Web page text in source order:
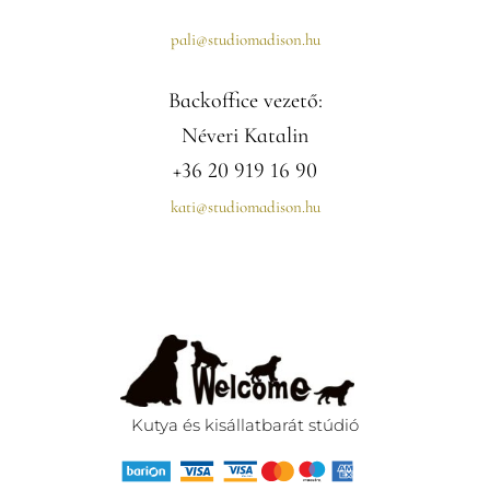
pali@studiomadison.hu
Backoffice vezető:
Néveri Katalin
+36 20 919 16 90
kati@studiomadison.hu
Kutya és kisállatbarát stúdió